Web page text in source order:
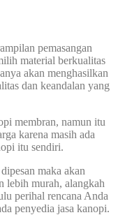
pemasangan
material berkualitas
akan menghasilkan
dan keandalan yang
membran, namun itu
karena masih ada
itu sendiri.
maka akan
lebih murah, alangkah
perihal rencana Anda
penyedia jasa kanopi.